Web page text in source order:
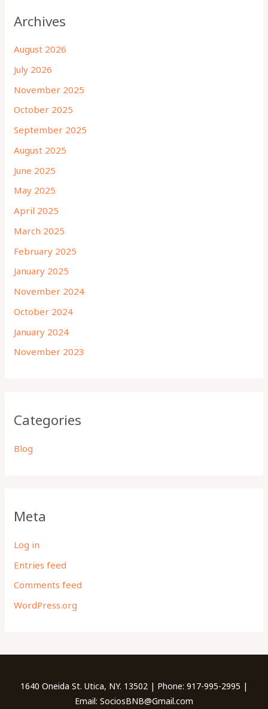
Archives
August 2026
July 2026
November 2025
October 2025
September 2025
August 2025
June 2025
May 2025
April 2025
March 2025
February 2025
January 2025
November 2024
October 2024
January 2024
November 2023
Categories
Blog
Meta
Log in
Entries feed
Comments feed
WordPress.org
1640 Oneida St. Utica, NY. 13502 | Phone: 917-995-2995 |
Email: SociosBNB@Gmail.com